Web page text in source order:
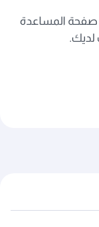
صفحة المساعدة
لديك.